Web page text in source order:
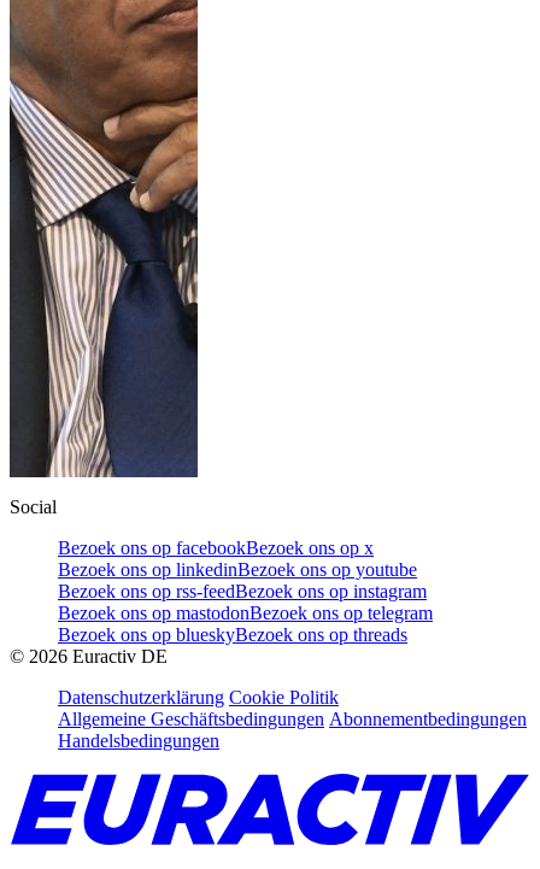
Social
Bezoek ons op facebookBezoek ons op x
Bezoek ons op linkedinBezoek ons op youtube
Bezoek ons op rss-feedBezoek ons op instagram
Bezoek ons op mastodonBezoek ons op telegram
Bezoek ons op blueskyBezoek ons op threads
© 2026 Euractiv DE
Datenschutzerklärung Cookie Politik
Allgemeine Geschäftsbedingungen Abonnementbedingungen
Handelsbedingungen